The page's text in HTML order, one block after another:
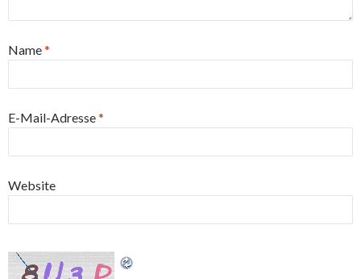
Name*
E-Mail-Adresse*
Website